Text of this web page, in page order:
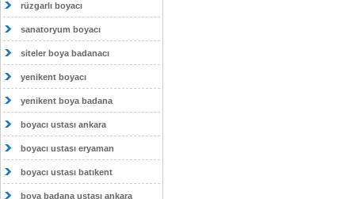
rüzgarlı boyacı
sanatoryum boyacı
siteler boya badanacı
yenikent boyacı
yenikent boya badana
boyacı ustası ankara
boyacı ustası eryaman
boyacı ustası batıkent
boya badana ustası ankara